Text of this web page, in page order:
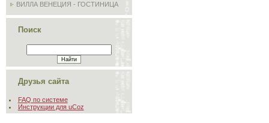
ВИЛЛА ВЕНЕЦИЯ - ГОСТИНИЦА
Поиск
Друзья сайта
FAQ по системе
Инструкции для uCoz